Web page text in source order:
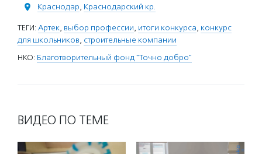
Краснодар, Краснодарский кр.
ТЕГИ: Артек, выбор профессии, итоги конкурса, конкурс
для школьников, строительные компании
НКО: Благотворительный фонд "Точно добро"
ВИДЕО ПО ТЕМЕ